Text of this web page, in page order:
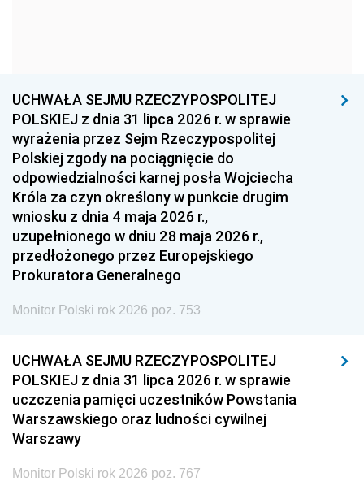
1954 1953 1952
1951 1950 1949
1948 1947
1939 1938 1937
1936 1930
UCHWAŁA SEJMU RZECZYPOSPOLITEJ
POLSKIEJ z dnia 31 lipca 2026 r. w sprawie
wyrażenia przez Sejm Rzeczypospolitej
Polskiej zgody na pociągnięcie do
odpowiedzialności karnej posła Wojciecha
Króla za czyn określony w punkcie drugim
wniosku z dnia 4 maja 2026 r.,
uzupełnionego w dniu 28 maja 2026 r.,
przedłożonego przez Europejskiego
Prokuratora Generalnego
Monitor Polski rok 2026 poz. 753
UCHWAŁA SEJMU RZECZYPOSPOLITEJ
POLSKIEJ z dnia 31 lipca 2026 r. w sprawie
uczczenia pamięci uczestników Powstania
Warszawskiego oraz ludności cywilnej
Warszawy
Monitor Polski rok 2026 poz. 767